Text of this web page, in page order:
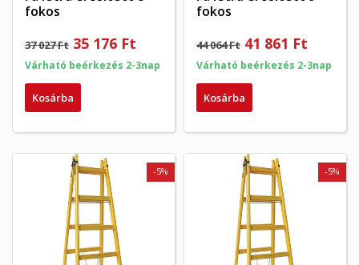
fokos
37 027 Ft 35 176 Ft
Várható beérkezés 2-3nap
Kosárba
fokos
44 064 Ft 41 861 Ft
Várható beérkezés 2-3nap
Kosárba
-5% -5%